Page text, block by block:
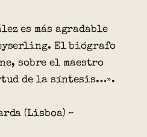
es más agradable
El biógrafo
sobre el maestro
de la síntesis…».
(Lisboa) ~